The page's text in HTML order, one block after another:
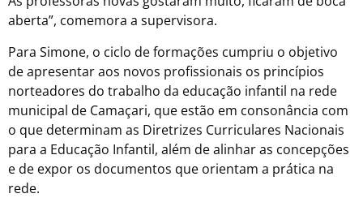
aberta”, comemora a supervisora.
Para Simone, o ciclo de formações cumpriu o objetivo
de apresentar aos novos profissionais os princípios
norteadores do trabalho da educação infantil na rede
municipal de Camaçari, que estão em consonância com
o que determinam as Diretrizes Curriculares Nacionais
para a Educação Infantil, além de alinhar as concepções
e de expor os documentos que orientam a prática na
rede.